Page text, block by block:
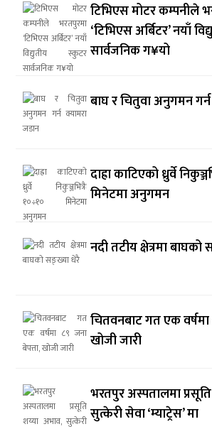
टिभिएस मोटर कम्पनीले
‘टिभिएस अर्बिटर’ नयाँ
सार्वजनिक ग¥यो
बाघ र चितुवा अनुगमन
दाह्रा काटिएको ध्रुर्वे
मिनेटमा अनुगमन
नदी तटीय क्षेत्रमा
चितवनबाट गत एक वर्षमा
खोजी जारी
भरतपुर अस्पतालमा
सुत्केरी सेवा ‘म्याट्रेस’ मा